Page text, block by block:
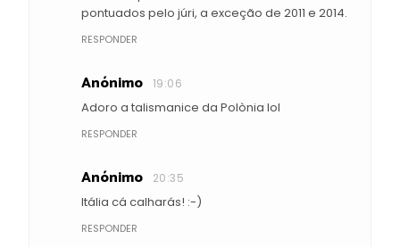
pontuados pelo júri, a exceção de 2011 e 2014.
RESPONDER
Anónimo 19:06
Adoro a talismanice da Polònia lol
RESPONDER
Anónimo 20:35
Itália cá calharás! :-)
RESPONDER